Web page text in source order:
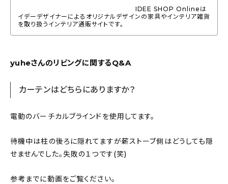
IDEE SHOP Onlineは
イデーデザイナーによるオリジナルデザインの家具やインテリア雑貨
を取り扱うインテリア通販サイトです。
yuheさんのリビングに関するQ&A
カーテンはどちらにありますか？
電動のバーチカルブラインドを使用してます。
待機中は柱の後ろに隠れてますが薪ストーブ側はどうしても隠
せませんでした。失敗の１つです(笑)
参考までに動画をご覧ください。